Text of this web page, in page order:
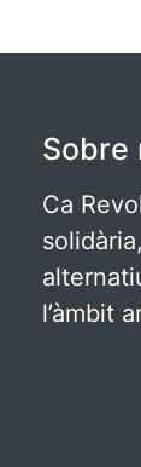
Sobre
Ca
l’àmbit